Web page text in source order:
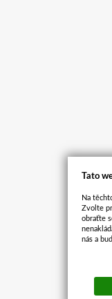
Tato
Na
Zvolte
obraťte
nás a